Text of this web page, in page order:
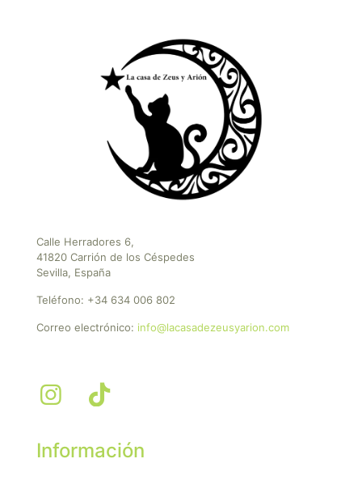
Calle Herradores 6,
41820 Carrión de los Céspedes
Sevilla, España
Teléfono: +34 634 006 802
Correo electrónico: info@lacasadezeusyarion.com
Información